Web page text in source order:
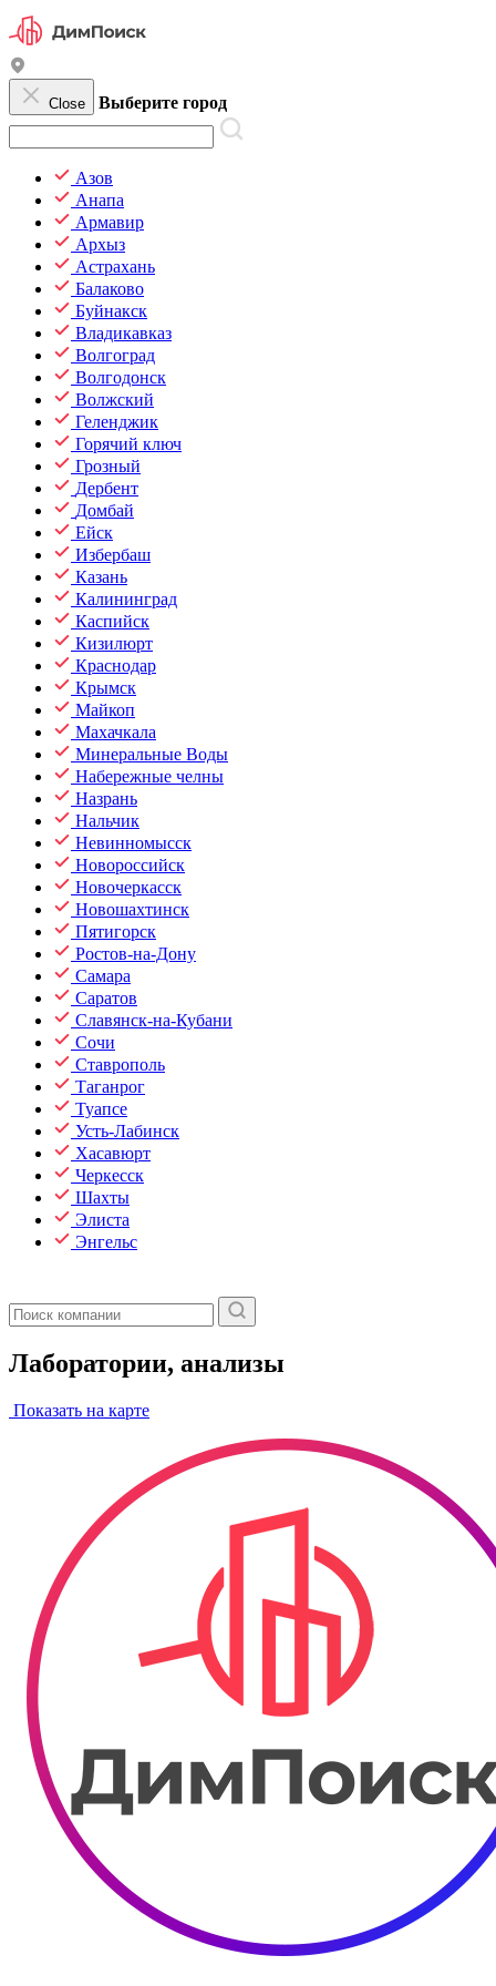
Close Выберите город
Азов
Анапа
Армавир
Архыз
Астрахань
Балаково
Буйнакск
Владикавказ
Волгоград
Волгодонск
Волжский
Геленджик
Горячий ключ
Грозный
Дербент
Домбай
Ейск
Избербаш
Казань
Калининград
Каспийск
Кизилюрт
Краснодар
Крымск
Майкоп
Махачкала
Минеральные Воды
Набережные челны
Назрань
Нальчик
Невинномысск
Новороссийск
Новочеркасск
Новошахтинск
Пятигорск
Ростов-на-Дону
Самара
Саратов
Славянск-на-Кубани
Сочи
Ставрополь
Таганрог
Туапсе
Усть-Лабинск
Хасавюрт
Черкесск
Шахты
Элиста
Энгельс
Лаборатории, анализы
Показать на карте